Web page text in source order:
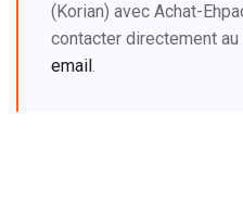
(Korian) avec Achat-
contacter directement au
email.